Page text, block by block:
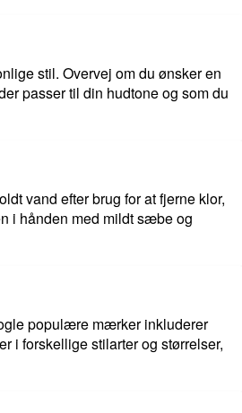
stil. Overvej om du ønsker en
passer til din hudtone og som du
vand efter brug for at fjerne klor,
i hånden med mildt sæbe og
populære mærker inkluderer
i forskellige stilarter og størrelser,